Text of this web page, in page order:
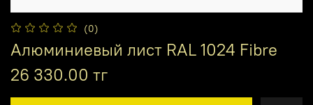
(0)
Алюминиевый лист RAL 1024 Fibre
26 330.00 тг